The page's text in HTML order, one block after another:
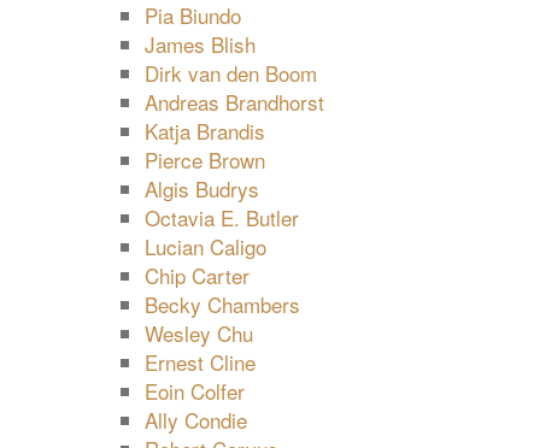
Pia Biundo
James Blish
Dirk van den Boom
Andreas Brandhorst
Katja Brandis
Pierce Brown
Algis Budrys
Octavia E. Butler
Lucian Caligo
Chip Carter
Becky Chambers
Wesley Chu
Ernest Cline
Eoin Colfer
Ally Condie